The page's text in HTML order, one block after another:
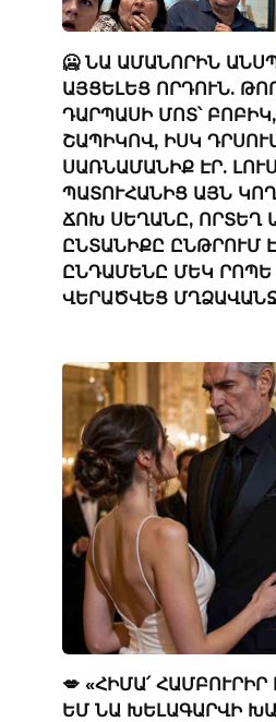
🥶 ՆԱ ԱՄԱՆՈՐԻՆ
ԱՅՑԵԼԵՑ ՈՐԴՈՒՆ.
ԴԱՐՊԱՍԻ ՄՈՏ՝
ՇԱՊԻԿՈՎ, ԻՍԿ
ՍԱՌՆԱՄԱՆԻՔ ԷՐ.
ՊԱՏՈՒՀԱՆԻՑ ԱՅՆ
ՃՈԽ ՍԵՂԱՆԸ, ՈՐՏԵՂ
ԸՆՏԱՆԻՔԸ ԸՆԹՐՈՒՄ
ԸՆԴԱՄԵՆԸ ՄԵԿ ՐՈՊԵ
ՎԵՐԱԾՎԵՑ
💋 «ՀԻՄԱ՛
ԵՄ ՆԱ ԽԵԼԱԳԱՐՎԻ